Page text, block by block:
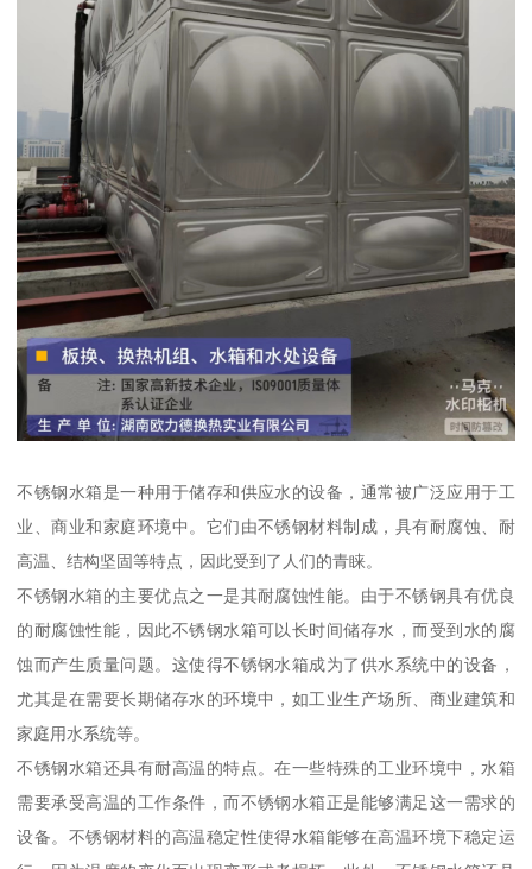
不锈钢水箱是一种用于储存和供应水的设备，通常被广泛应用于工
业、商业和家庭环境中。它们由不锈钢材料制成，具有耐腐蚀、耐
高温、结构坚固等特点，因此受到了人们的青睐。
不锈钢水箱的主要优点之一是其耐腐蚀性能。由于不锈钢具有优良
的耐腐蚀性能，因此不锈钢水箱可以长时间储存水，而受到水的腐
蚀而产生质量问题。这使得不锈钢水箱成为了供水系统中的设备，
尤其是在需要长期储存水的环境中，如工业生产场所、商业建筑和
家庭用水系统等。
不锈钢水箱还具有耐高温的特点。在一些特殊的工业环境中，水箱
需要承受高温的工作条件，而不锈钢水箱正是能够满足这一需求的
设备。不锈钢材料的高温稳定性使得水箱能够在高温环境下稳定运